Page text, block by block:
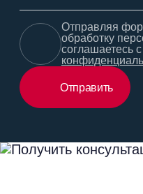
Отправить
Отправляя
обработку
соглашаетесь с